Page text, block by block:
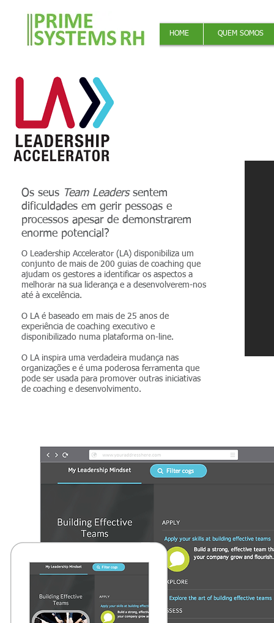
HOME QUEM SOMOS
Os seus Team Leaderssentem
dificuldades em gerir pessoas e
processos apesar de demonstrarem
enorme potencial?
O Leadership Accelerator (LA) disponibiliza um
conjunto de mais de 200 guias de coaching que
ajudam os gestores a identificar os aspectos a
melhorar na sua liderança e a desenvolverem-nos
até à excelência.
O LA é baseado em mais de 25 anos de
experiência de coaching executivo e
disponibilizado numa plataforma on-line.
O LA inspira uma verdadeira mudança nas
organizações e é uma poderosa ferramenta que
pode ser usada para promover outras iniciativas
de coaching e desenvolvimento.